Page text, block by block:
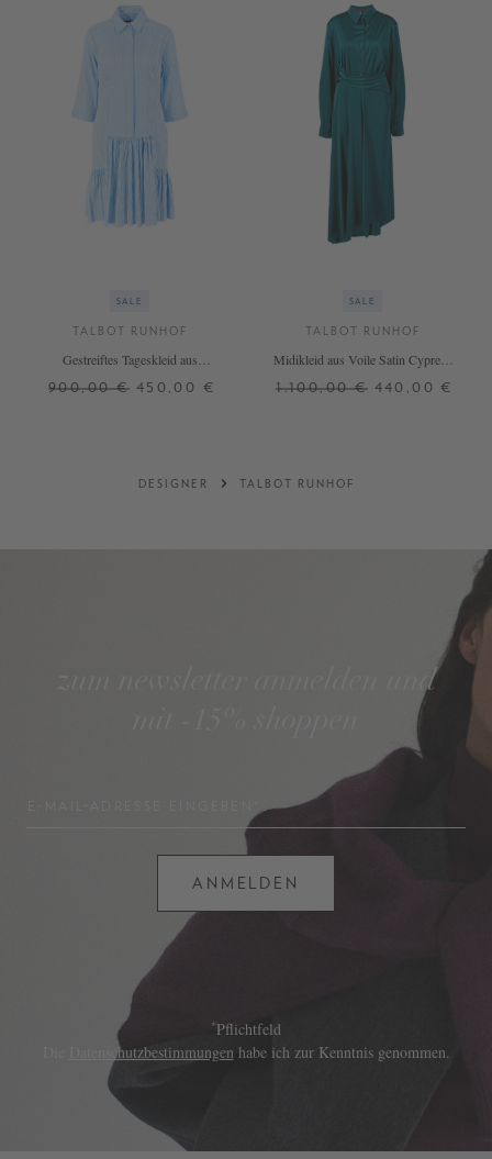
SALE
TALBOT RUNHOF
Gestreiftes Tageskleid aus
900,00 € 450,00 €
SALE
TALBOT RUNHOF
Midikleid aus Voile Satin Cypress
1.100,00 € 440,00 €
DESIGNER TALBOT RUNHOF
zum newsletter anmelden und
ANMELDEN
*Pflichtfeld
Datenschutzbestimmungen habe ich zur Kenntnis genommen.